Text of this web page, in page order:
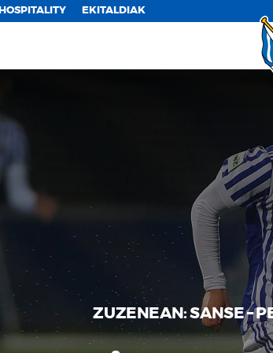
HOSPITALITY EKITALDIAK
ZUZENEAN: SANSE –